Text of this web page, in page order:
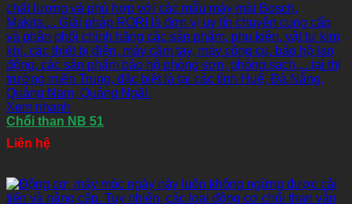
Xem nhanh
Chổi than NB 51
Liên hệ